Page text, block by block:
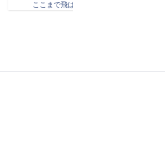
ここまで飛ばせ2.jpg